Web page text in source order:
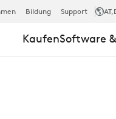
Bildung Support AT
KaufenSoftware